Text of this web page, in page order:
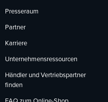
Presseraum
Partner
Karriere
Unternehmensressourcen
Händler und Vertriebspartner
finden